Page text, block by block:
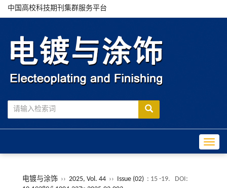
中国高校科技期刊集群服务平台
电镀与涂饰 ›› 2025, Vol. 44 ›› Issue (02) : 15 -19.
DOI: